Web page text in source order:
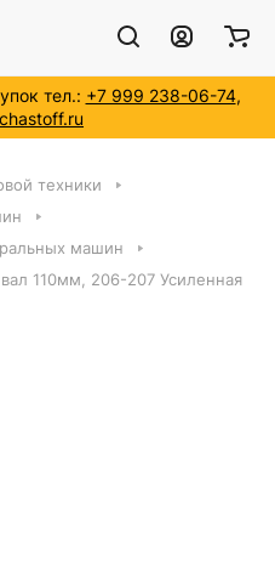
тел.: +7 999 238-06-74,
техники
машин
110мм, 206-207 Усиленная